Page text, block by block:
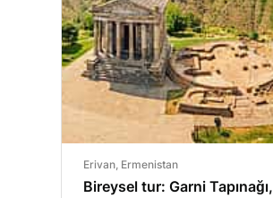
Erivan, Ermenistan
Bireysel tur: Garni Tapınağı,